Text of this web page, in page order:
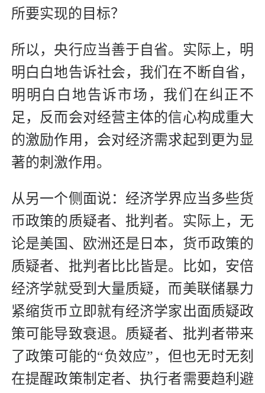
所要实现的目标？
所以，央行应当善于自省。实际上，明
明白白地告诉社会，我们在不断自省，
明明白白地告诉市场，我们在纠正不
足，反而会对经营主体的信心构成重大
的激励作用，会对经济需求起到更为显
著的刺激作用。
从另一个侧面说：经济学界应当多些货
币政策的质疑者、批判者。实际上，无
论是美国、欧洲还是日本，货币政策的
质疑者、批判者比比皆是。比如，安倍
经济学就受到大量质疑，而美联储暴力
紧缩货币立即就有经济学家出面质疑政
策可能导致衰退。质疑者、批判者带来
了政策可能的“负效应”，但也无时无刻
在提醒政策制定者、执行者需要趋利避